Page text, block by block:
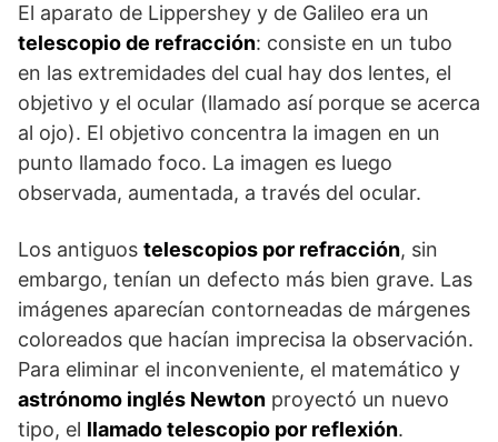
El aparato de Lippershey y de Galileo era un
telescopio de refracción: consiste en un tubo
en las extremidades del cual hay dos lentes, el
objetivo y el ocular (llamado así porque se acerca
al ojo). El objetivo concentra la imagen en un
punto llamado foco. La imagen es luego
observada, aumentada, a través del ocular.
Los antiguos telescopios por refracción, sin
embargo, tenían un defecto más bien grave. Las
imágenes aparecían contorneadas de márgenes
coloreados que hacían imprecisa la observación.
Para eliminar el inconveniente, el matemático y
astrónomo inglés Newton proyectó un nuevo
tipo, el llamado telescopio por reflexión.